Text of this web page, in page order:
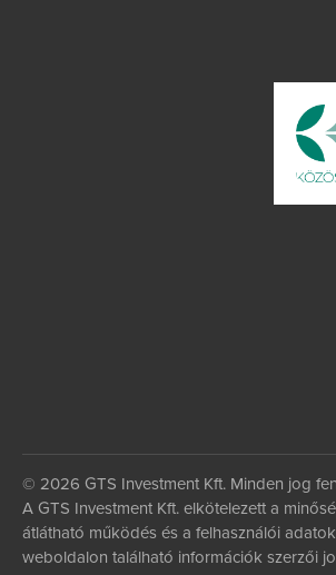
© 2026 GTS Investment Kft. Minden jog
A GTS Investment Kft. elkötelezett a
átlátható működés és a felhasználói
weboldalon található információk szerzői